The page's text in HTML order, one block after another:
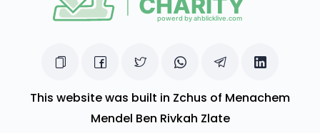
This website was built in Zchus of Menachem
Mendel Ben Rivkah Zlate